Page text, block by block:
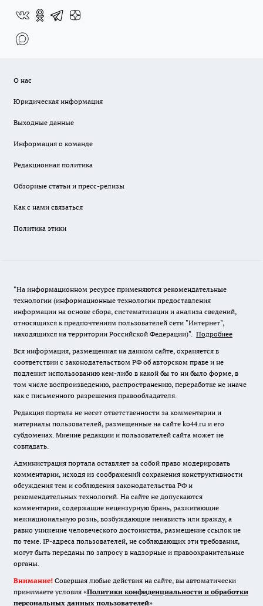
О нас
Юридическая информация
Выходные данные
Информация о команде
Редакционная политика
Обзорные статьи и пресс-релизы
Как с нами связаться
Политика этики
"На информационном ресурсе применяются рекомендательные
технологии (информационные технологии предоставления
информации на основе сбора, систематизации и анализа сведений,
относящихся к предпочтениям пользователей сети "Интернет",
находящихся на территории Российской Федерации)". Подробнее
Вся информация, размещенная на данном сайте, охраняется в
соответствии с законодательством РФ об авторском праве и не
подлежит использованию кем-либо в какой бы то ни было форме, в
том числе воспроизведению, распространению, переработке не иначе
как с письменного разрешения правообладателя.
Редакция портала не несет ответственности за комментарии и
материалы пользователей, размещенные на сайте ko44.ru и его
субдоменах. Мнение редакции и пользователей сайта может не
совпадать.
Администрация портала оставляет за собой право модерировать
комментарии, исходя из соображений сохранения конструктивности
обсуждения тем и соблюдения законодательства РФ и
рекомендательных технологий. На сайте не допускаются
комментарии, содержащие нецензурную брань, разжигающие
межнациональную рознь, возбуждающие ненависть или вражду, а
равно унижение человеческого достоинства, размещение ссылок не
по теме. IP-адреса пользователей, не соблюдающих эти требования,
могут быть переданы по запросу в надзорные и правоохранительные
органы.
Внимание! Совершая любые действия на сайте, вы автоматически
принимаете условия «Политики конфиденциальности и обработки
персональных данных пользователей»